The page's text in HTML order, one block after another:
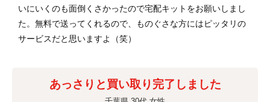
いにいくのも面倒くさかったので宅配キットをお願いしまし
た。無料で送ってくれるので、ものぐさな方にはピッタリの
サービスだと思いますよ（笑）
あっさりと買い取り完了しました